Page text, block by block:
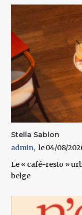
Stella Sablon
admin
04/08/
Le « café-resto »
belge